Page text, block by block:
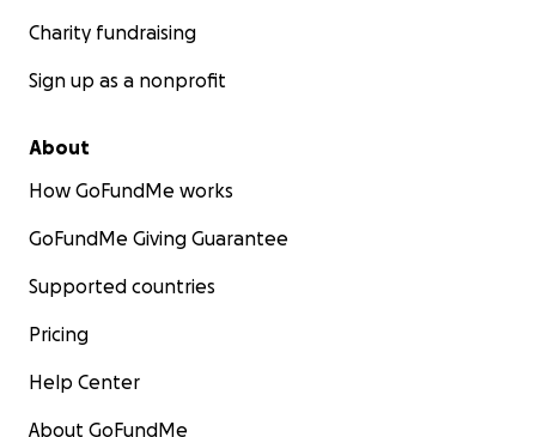
Charity fundraising
Sign up as a nonprofit
About
How GoFundMe works
GoFundMe Giving Guarantee
Supported countries
Pricing
Help Center
About GoFundMe